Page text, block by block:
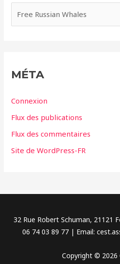
e
a
r
MÉTA
Connexion
Flux des publications
Flux des commentaires
Site de WordPress-FR
32 Rue Robert Schuman, 21121
06 74 03 89 77 | Email:
Copyright © 2026